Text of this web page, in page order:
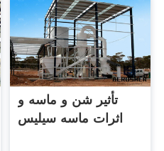
تأثیر شن و ماسه و
اثرات ماسه سیلیس